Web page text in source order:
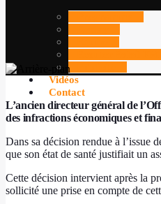
Vidéos
Contact
L’ancien directeur général de
des infractions économiques et
Dans sa décision rendue à l’issue
que son état de santé justifiait un
Cette décision intervient après la
sollicité une prise en compte de